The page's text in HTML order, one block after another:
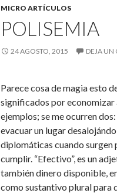
MICRO ARTÍCULOS
POLISEMIA
24 AGOSTO, 2015 DEJA UN
Parece cosa de magia esto
significados por economizar
ejemplos; se me ocurren
evacuar un lugar
diplomáticas cuando surgen
cumplir. “Efectivo”, es un
también dinero disponible,
como sustantivo plural para